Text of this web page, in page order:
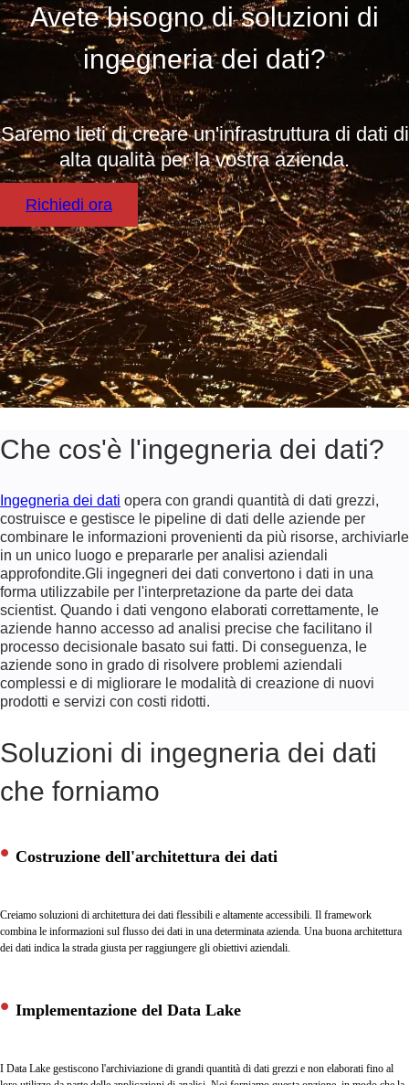
Avete bisogno di soluzioni di
ingegneria dei dati?
Saremo lieti di creare un'infrastruttura di dati di
alta qualità per la vostra azienda.
Richiedi ora
Che cos'è l'ingegneria dei dati?
Ingegneria dei dati opera con grandi quantità di dati grezzi,
costruisce e gestisce le pipeline di dati delle aziende per
combinare le informazioni provenienti da più risorse, archiviarle
in un unico luogo e prepararle per analisi aziendali
approfondite.Gli ingegneri dei dati convertono i dati in una
forma utilizzabile per l'interpretazione da parte dei data
scientist. Quando i dati vengono elaborati correttamente, le
aziende hanno accesso ad analisi precise che facilitano il
processo decisionale basato sui fatti. Di conseguenza, le
aziende sono in grado di risolvere problemi aziendali
complessi e di migliorare le modalità di creazione di nuovi
prodotti e servizi con costi ridotti.
Soluzioni di ingegneria dei dati
che forniamo
Costruzione dell'architettura dei dati
Creiamo soluzioni di architettura dei dati flessibili e altamente accessibili. Il framework
combina le informazioni sul flusso dei dati in una determinata azienda. Una buona architettura
dei dati indica la strada giusta per raggiungere gli obiettivi aziendali.
Implementazione del Data Lake
I Data Lake gestiscono l'archiviazione di grandi quantità di dati grezzi e non elaborati fino al